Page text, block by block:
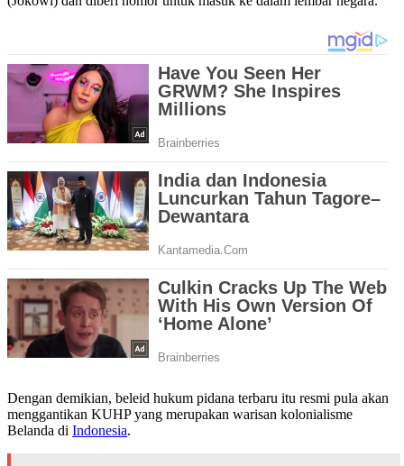
Dengan demikian, beleid hukum pidana terbaru itu resmi pula akan
menggantikan KUHP yang merupakan warisan kolonialisme
Belanda di Indonesia.